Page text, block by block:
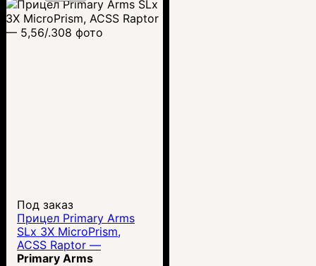
Под заказ
Прицел Primary Arms
SLx 3X MicroPrism,
ACSS Raptor —
5,56/.308
Primary Arms